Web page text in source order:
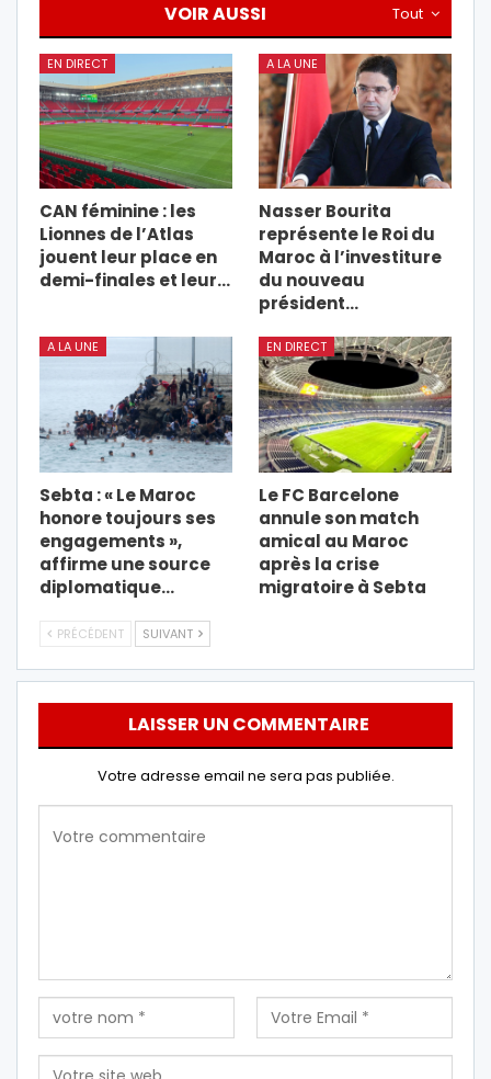
Tout
VOIR AUSSI
EN DIRECT
CAN féminine : les
Lionnes de l’Atlas
jouent leur place en
demi-finales et leur…
A LA UNE
Nasser Bourita
représente le Roi du
Maroc à l’investiture
du nouveau
président…
A LA UNE
Sebta : « Le Maroc
honore toujours ses
engagements »,
affirme une source
diplomatique…
EN DIRECT
Le FC Barcelone
annule son match
amical au Maroc
après la crise
migratoire à Sebta
PRÉCÉDENT SUIVANT
LAISSER UN COMMENTAIRE
Votre adresse email ne sera pas publiée.